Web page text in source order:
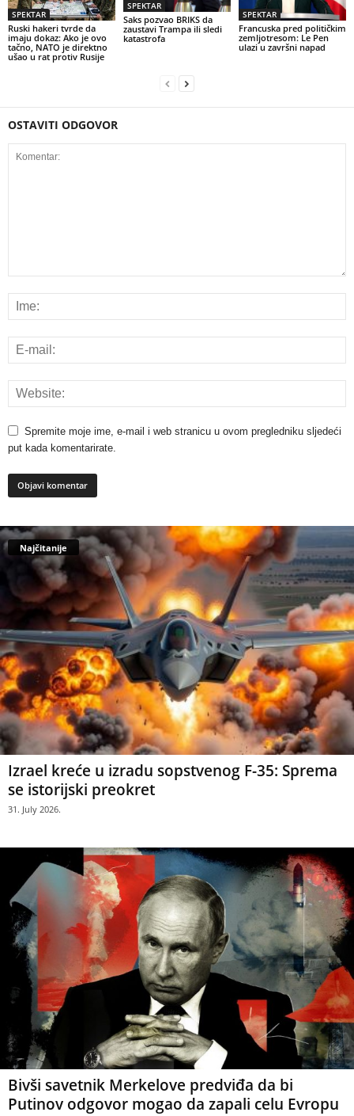
SPEKTAR
Ruski hakeri tvrde da
imaju dokaz: Ako je ovo
tačno, NATO je direktno
ušao u rat protiv Rusije
SPEKTAR
Saks pozvao BRIKS da
zaustavi Trampa ili sledi
katastrofa
SPEKTAR
Francuska pred političkim
zemljotresom: Le Pen
ulazi u završni napad
OSTAVITI ODGOVOR
Spremite moje ime, e-mail i web stranicu u ovom pregledniku sljedeći
put kada komentarirate.
Najčitanije
Izrael kreće u izradu sopstvenog F-35: Sprema
se istorijski preokret
31. July 2026.
Bivši savetnik Merkelove predviđa da bi
Putinov odgovor mogao da zapali celu Evropu